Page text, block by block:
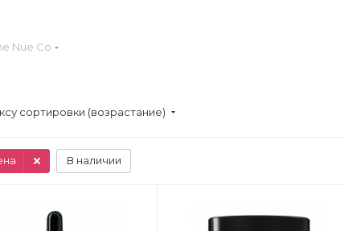
Nue Co
сортировки (возрастание)
В наличии